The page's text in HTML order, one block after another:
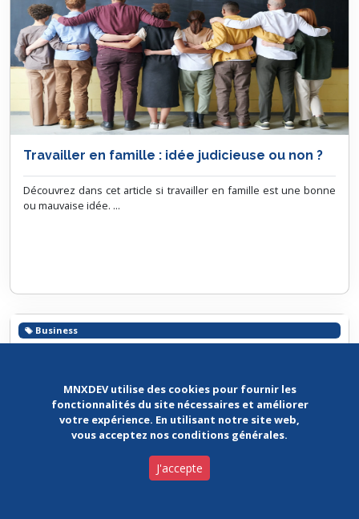
Travailler en famille : idée judicieuse ou non ?
Découvrez dans cet article si travailler en famille est une bonne
ou mauvaise idée. ...
Business
MNXDEV utilise des cookies pour fournir les
fonctionnalités du site nécessaires et améliorer
votre expérience. En utilisant notre site web,
vous acceptez nos conditions générales.
J'accepte